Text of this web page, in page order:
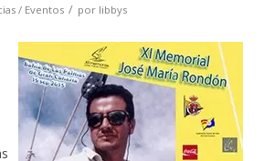
/ Eventos / por libbys